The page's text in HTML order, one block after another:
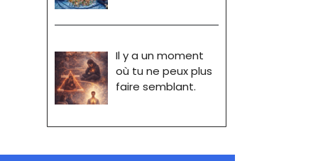
Il y a un moment
où tu ne peux plus
faire semblant.